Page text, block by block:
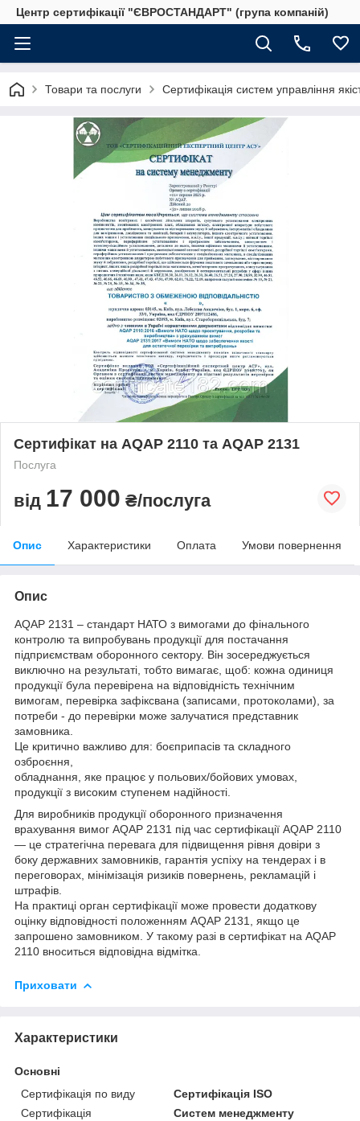
Центр сертифікації "ЄВРОСТАНДАРТ" (група компаній)
Товари та послуги Сертифікація систем управління
Сертифікат на AQAP 2110 та AQAP 2131
Послуга
від 17 000 ₴/послуга
Опис Характеристики Оплата Умови повернення
Опис
AQAP 2131 – стандарт НАТО з вимогами до фінального
контролю та випробувань продукції для постачання
підприємствам оборонного сектору. Він зосереджується
виключно на результаті, тобто вимагає, щоб: кожна одиниця
продукції була перевірена на відповідність технічним
вимогам, перевірка зафіксвана (записами, протоколами), за
потреби - до перевірки може залучатися представник
замовника.
Це критично важливо для: боєприпасів та складного
озброєння,
обладнання, яке працює у польових/бойових умовах,
продукції з високим ступенем надійності.
Для виробників продукції оборонного призначення
врахування вимог AQAP 2131 під час сертифікації AQAP 2110
— це стратегічна перевага для підвищення рівня довіри з
боку державних замовників, гарантія успіху на тендерах і в
переговорах, мінімізація ризиків повернень, рекламацій і
штрафів.
На практиці орган сертифікації може провести додаткову
оцінку відповідності положенням AQAP 2131, якщо це
запрошено замовником. У такому разі в сертифікат на AQAP
2110 вноситься відповідна відмітка.
Приховати
Характеристики
Основні
Сертифікація по виду
Сертифікація ISO
Сертифікація
Систем менеджменту